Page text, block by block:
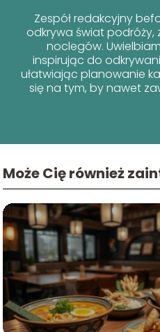
Zespół redakcyjny
odkrywa świat podróży,
noclegów.
inspirując do
ułatwiając planowanie
się na tym, by nawet
Może Cię również